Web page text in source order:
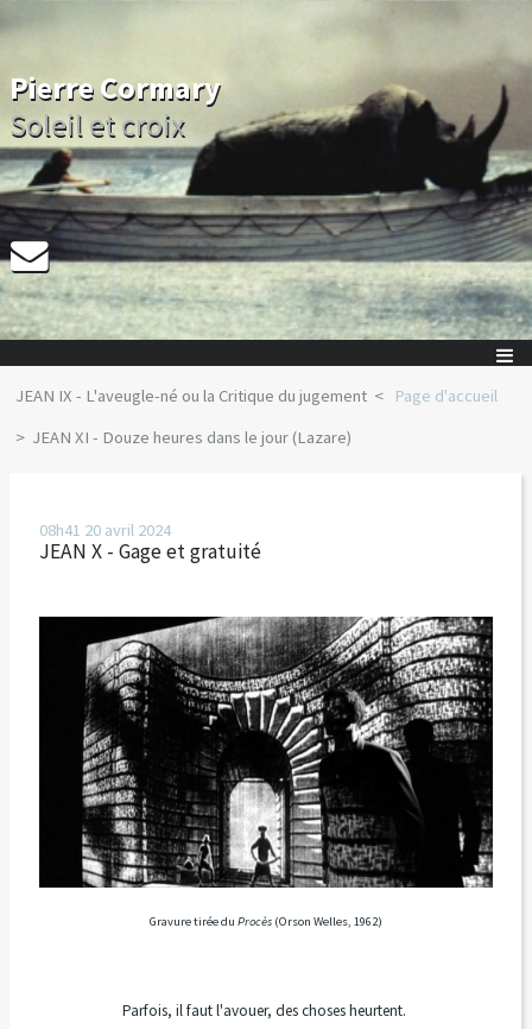
Pierre Cormary
Soleil et croix
JEAN IX - L'aveugle-né ou la Critique du jugement
Page d'accueil
JEAN XI - Douze heures dans le jour (Lazare)
08h41 20 avril 2024
JEAN X - Gage et gratuité
Gravure tirée du Procès(Orson Welles, 1962)
Parfois, il faut l'avouer, des choses heurtent.